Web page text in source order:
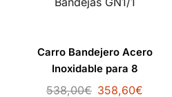
Carro Bandejero Acero
Inoxidable para 8
Bandejas GN1/1
538,00€ 358,60€